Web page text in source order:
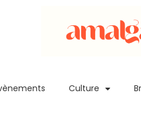
Culture